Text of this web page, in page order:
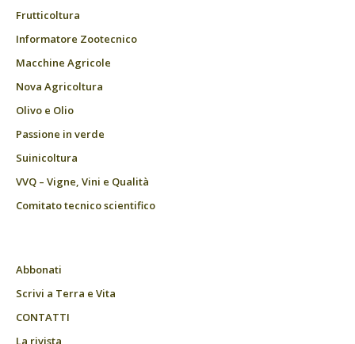
Frutticoltura
Informatore Zootecnico
Macchine Agricole
Nova Agricoltura
Olivo e Olio
Passione in verde
Suinicoltura
VVQ – Vigne, Vini e Qualità
Comitato tecnico scientifico
Abbonati
Scrivi a Terra e Vita
CONTATTI
La rivista